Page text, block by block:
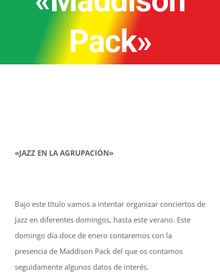
Pack»
«JAZZ EN LA AGRUPACIÓN»
Bajo este título vamos a intentar organizar conciertos de
Jazz en diferentes domingos, hasta este verano. Este
domingo día doce de enero contaremos con la
presencia de Maddison Pack del que os contamos
seguidamente algunos datos de interés.